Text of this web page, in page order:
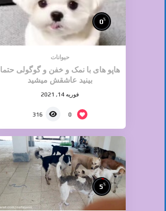
0%
حیوانات
هاپو های با نمک و خفن و گوگولی حتما
بینید عاشقش میشید
فوریه 14, 2021
0
316
5%